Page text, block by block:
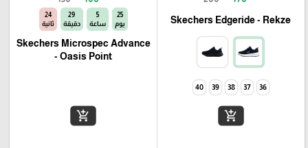
Skechers Edgeride - Rekze‏
36
37
38
39
40
add_shopping_cart
25
يوم
5
ساعة
29
دقيقة
23
ثانية
Skechers Microspec Advance
- Oasis Point
add_shopping_cart